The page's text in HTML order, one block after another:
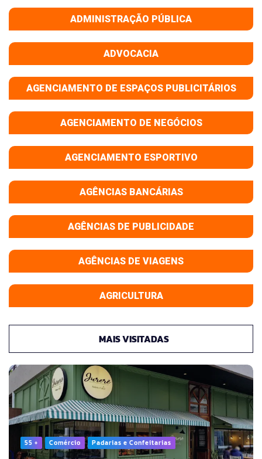
ADMINISTRAÇÃO PÚBLICA
ADVOCACIA
AGENCIAMENTO DE ESPAÇOS PUBLICITÁRIOS
AGENCIAMENTO DE NEGÓCIOS
AGENCIAMENTO ESPORTIVO
AGÊNCIAS BANCÁRIAS
AGÊNCIAS DE PUBLICIDADE
AGÊNCIAS DE VIAGENS
AGRICULTURA
MAIS VISITADAS
55 + Comércio Padarias e Confeitarias